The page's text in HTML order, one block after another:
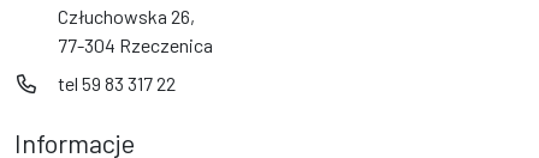
Człuchowska 26,
77-304 Rzeczenica
tel 59 83 317 22
Informacje